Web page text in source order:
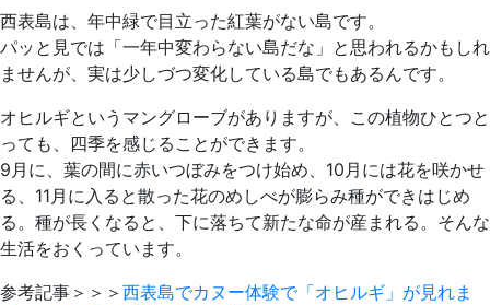
西表島は、年中緑で目立った紅葉がない島です。
パッと見では「一年中変わらない島だな」と思われるかもしれ
ませんが、実は少しづつ変化している島でもあるんです。
オヒルギというマングローブがありますが、この植物ひとつと
っても、四季を感じることができます。
9月に、葉の間に赤いつぼみをつけ始め、10月には花を咲かせ
る、11月に入ると散った花のめしべが膨らみ種ができはじめ
る。種が長くなると、下に落ちて新たな命が産まれる。そんな
生活をおくっています。
参考記事＞＞＞ 西表島でカヌー体験で「オヒルギ」が見れま